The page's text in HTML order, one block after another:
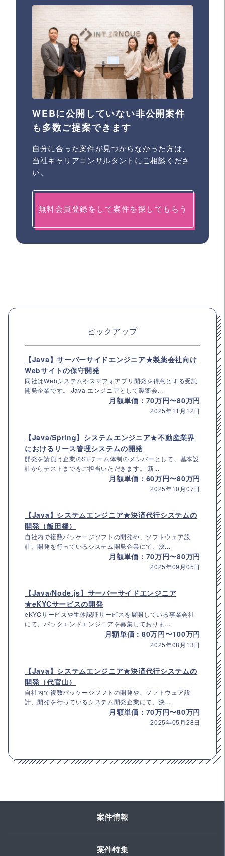
WEBに公開していない非公開案件
も多数ご提案できます
自分に合った案件が見つからなかった方は、
当社キャリアコンサルタントにご相談くださ
い。
無料会員登録をして案件を探してもらう
ピックアップ
【Java】サーバーサイドエンジニア★製薬会社向け
Webサイトの保守開発
同社はWebシステムやスマフォアプリ開発を得意とする受託
開発企業です。 Java エンジニアとして製薬会...
月額単価：70万円〜80万円
2025年11月12日
【Java/Spring】システムエンジニア★不動産業界
におけるリース管理システムの開発
開発を請負う企業のSEチーム体制のメンバーとして、基本設
計からテストまでをご担当いただきます。 新...
月額単価：60万円〜80万円
2025年10月07日
【Java】システムエンジニア★決済代行システムの
開発（飯田橋）
自社内で複数パッケージソフトの開発や、ソフトウェア設
計、開発を行っているシステム開発企業にて、決...
月額単価：70万円〜80万円
2025年09月05日
【Java/Node.js】サーバーサイドエンジニア
★eKYCサービスの開発
eKYCサービスや生体認証サービスを展開している事業会社
にて、バックエンドエンジニアを募集しておりま...
月額単価：80万円〜100万円
2025年08月13日
【Java】システムエンジニア★決済代行システムの
開発（代官山）
自社内で複数パッケージソフトの開発や、ソフトウェア設
計、開発を行っているシステム開発企業にて、決...
月額単価：70万円〜80万円
2025年05月28日
案件情報
案件特集